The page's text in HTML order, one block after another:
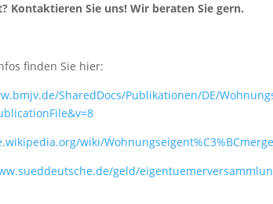
Kontaktieren Sie uns! Wir beraten Sie gern.
finden Sie hier:
SharedDocs/Publikationen/DE/
wiki/
geld/